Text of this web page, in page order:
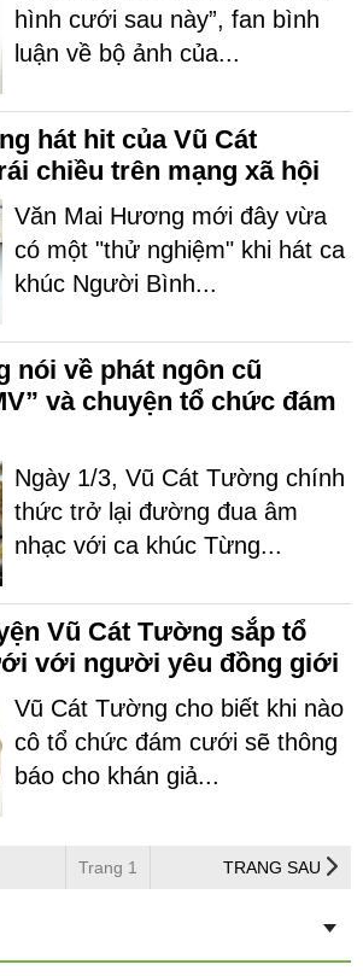
hình cưới sau này”, fan bình
luận về bộ ảnh của...
hát hit của Vũ Cát
chiều trên mạng xã hội
Văn Mai Hương mới đây vừa
có một "thử nghiệm" khi hát ca
khúc Người Bình...
nói về phát ngôn cũ
và chuyện tổ chức đám
Ngày 1/3, Vũ Cát Tường chính
thức trở lại đường đua âm
nhạc với ca khúc Từng...
Vũ Cát Tường sắp tổ
với người yêu đồng giới
Vũ Cát Tường cho biết khi nào
cô tổ chức đám cưới sẽ thông
báo cho khán giả...
Trang 1 TRANG SAU